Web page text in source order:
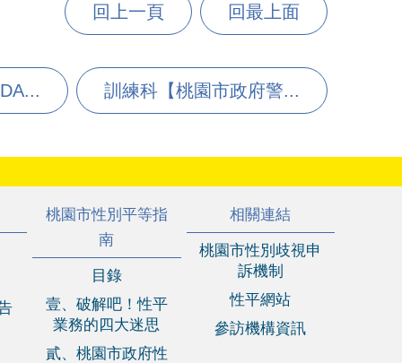
回上一頁 回最上面
訓練科【桃園市政府警...
桃園市性別平等指
南
目錄
壹、破解吧！性平
業務的四大迷思
貳、桃園市政府性
相關連結
桃園市性別歧視申
訴機制
性平網站
參訪機構資訊